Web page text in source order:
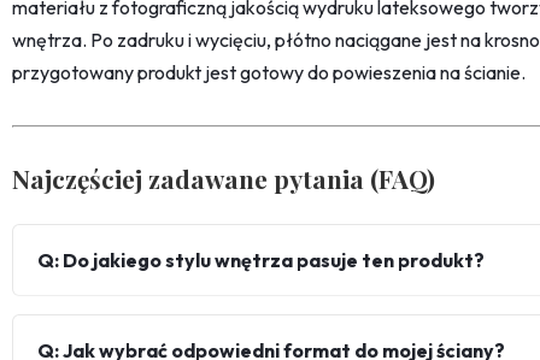
materiału z fotograficzną jakością wydruku lateksowego
wnętrza. Po zadruku i wycięciu, płótno naciągane jest na
przygotowany produkt jest gotowy do powieszenia na ścianie.
Najczęściej zadawane pytania (FAQ)
Q: Do jakiego stylu wnętrza pasuje ten produkt?
Q: Jak wybrać odpowiedni format do mojej ściany?